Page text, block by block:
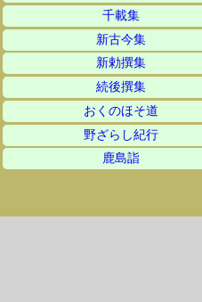
千載集
新古今集
新勅撰集
続後撰集
おくのほそ道
野ざらし紀行
鹿島詣